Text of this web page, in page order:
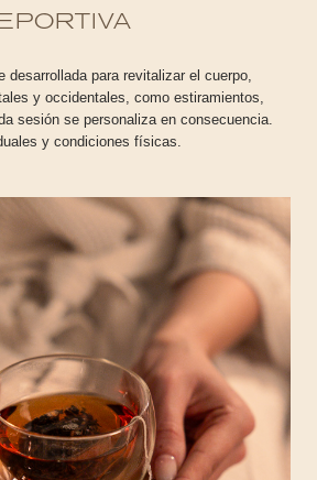
desarrollada para revitalizar el cuerpo,
y occidentales, como estiramientos,
sesión se personaliza en consecuencia.
y condiciones físicas.